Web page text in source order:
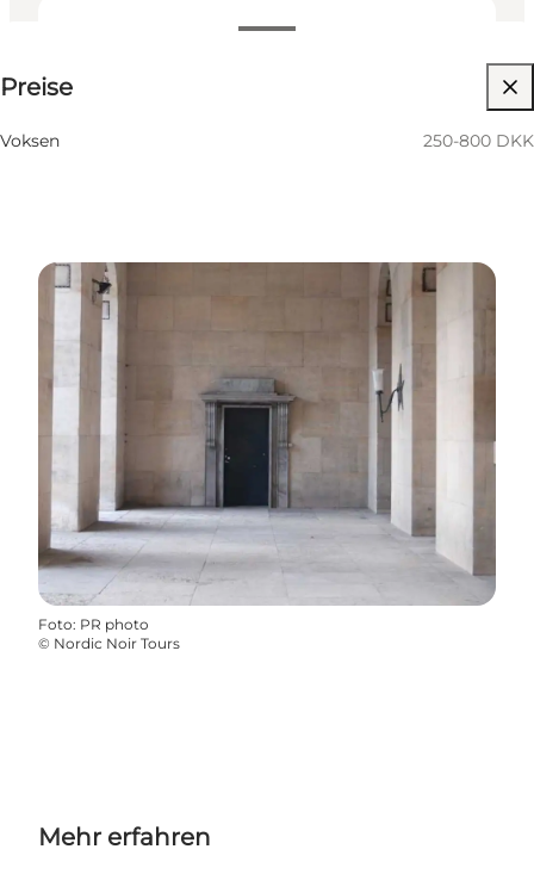
Preise
Voksen 250-800 DKK
Foto: PR photo
© Nordic Noir Tours
Mehr erfahren